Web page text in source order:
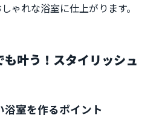
ゃれな浴室に仕上がります。
叶う！スタイリッシュ
室を作るポイント